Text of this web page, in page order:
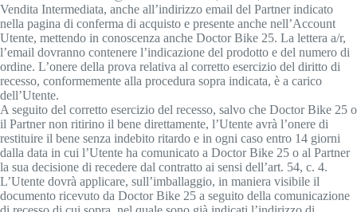
Vendita Intermediata, anche all’indirizzo email del Partner indicato
nella pagina di conferma di acquisto e presente anche nell’Account
Utente, mettendo in conoscenza anche Doctor Bike 25. La lettera a/r,
l’email dovranno contenere l’indicazione del prodotto e del numero di
ordine. L’onere della prova relativa al corretto esercizio del diritto di
recesso, conformemente alla procedura sopra indicata, è a carico
dell’Utente.
A seguito del corretto esercizio del recesso, salvo che Doctor Bike 25 o
il Partner non ritirino il bene direttamente, l’Utente avrà l’onere di
restituire il bene senza indebito ritardo e in ogni caso entro 14 giorni
dalla data in cui l’Utente ha comunicato a Doctor Bike 25 o al Partner
la sua decisione di recedere dal contratto ai sensi dell’art. 54, c. 4.
L’Utente dovrà applicare, sull’imballaggio, in maniera visibile il
documento ricevuto da Doctor Bike 25 a seguito della comunicazione